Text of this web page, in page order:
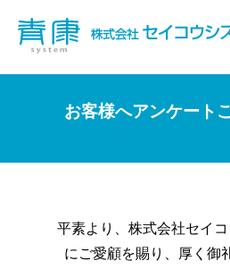
HOME >お客様へアンケートご協力
お客様へアンケート
平素より、株式会社セイ
にご愛顧を賜り、厚く御